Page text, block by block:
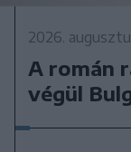
2026.
A román
végül